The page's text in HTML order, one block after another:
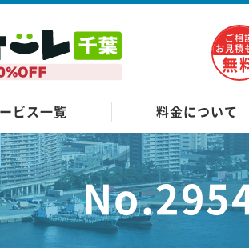
ご相
お見積
無
ビス一覧 料金について